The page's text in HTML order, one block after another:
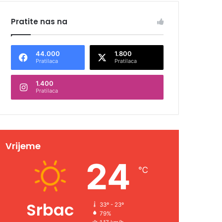
Pratite nas na
44.000
Pratilaca
1.800
Pratilaca
1.400
Pratilaca
Vrijeme
Srbac
24 ℃
33º - 23º
79%